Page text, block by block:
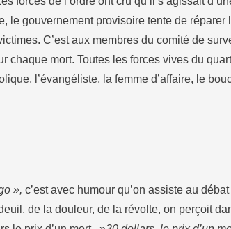
le gouvernement provisoire tente de
C’est aux membres du comité de
chaque mort. Toutes les forces vives du
l’évangéliste, la femme d’affaire, le
», c’est avec humour qu’on assiste au
de la douleur, de la révolte, on perçoit